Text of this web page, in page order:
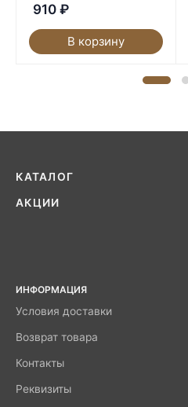
910 ₽
В корзину
КАТАЛОГ
АКЦИИ
ИНФОРМАЦИЯ
Условия доставки
Возврат товара
Контакты
Реквизиты